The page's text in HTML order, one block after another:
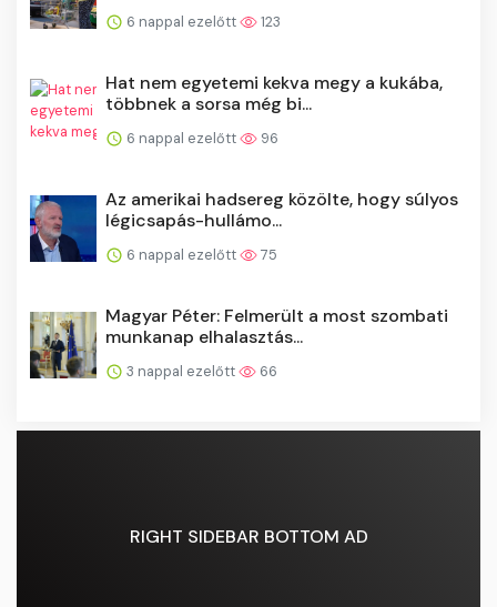
6 nappal ezelőtt 123
Hat nem egyetemi kekva megy a kukába,
többnek a sorsa még bi...
6 nappal ezelőtt 96
Az amerikai hadsereg közölte, hogy súlyos
légicsapás-hullámo...
6 nappal ezelőtt 75
Magyar Péter: Felmerült a most szombati
munkanap elhalasztás...
3 nappal ezelőtt 66
RIGHT SIDEBAR BOTTOM AD